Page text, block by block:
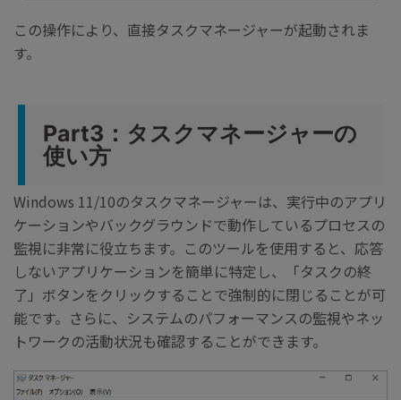
この操作により、直接タスクマネージャーが起動されま
す。
Part3：タスクマネージャーの
使い方
Windows 11/10のタスクマネージャーは、実行中のアプリ
ケーションやバックグラウンドで動作しているプロセスの
監視に非常に役立ちます。このツールを使用すると、応答
しないアプリケーションを簡単に特定し、「タスクの終
了」ボタンをクリックすることで強制的に閉じることが可
能です。さらに、システムのパフォーマンスの監視やネッ
トワークの活動状況も確認することができます。